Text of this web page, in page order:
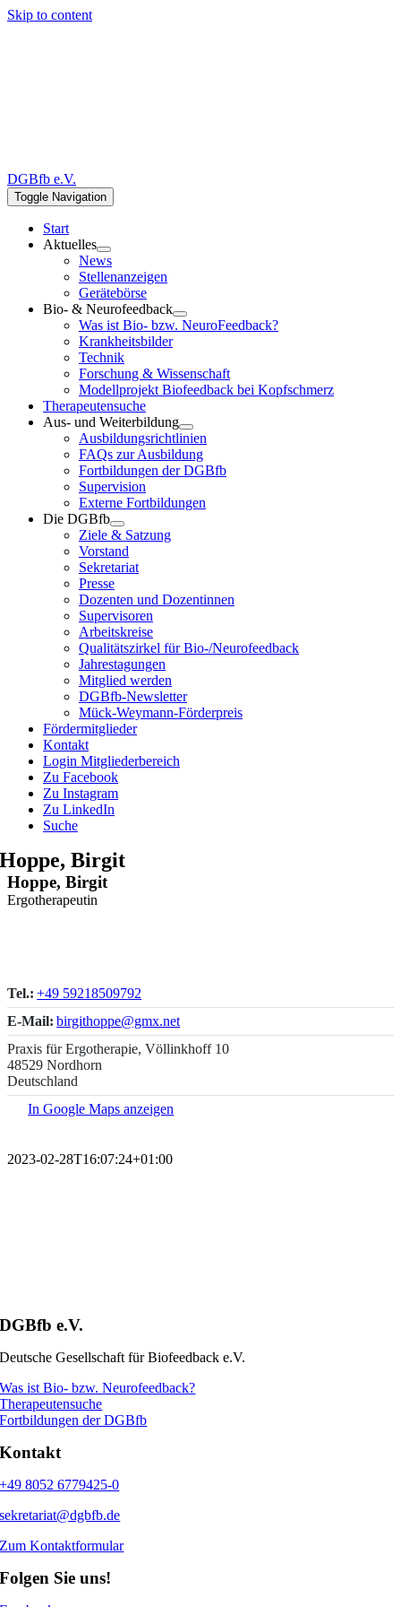
Skip to content
DGBfb e.V.
Toggle Navigation
Start
Aktuelles
News
Stellenanzeigen
Gerätebörse
Bio- & Neurofeedback
Was ist Bio- bzw. NeuroFeedback?
Krankheitsbilder
Technik
Forschung & Wissenschaft
Modellprojekt Biofeedback bei Kopfschmerz
Therapeutensuche
Aus- und Weiterbildung
Ausbildungsrichtlinien
FAQs zur Ausbildung
Fortbildungen der DGBfb
Supervision
Externe Fortbildungen
Die DGBfb
Ziele & Satzung
Vorstand
Sekretariat
Presse
Dozenten und Dozentinnen
Supervisoren
Arbeitskreise
Qualitätszirkel für Bio-/Neurofeedback
Jahrestagungen
Mitglied werden
DGBfb-Newsletter
Mück-Weymann-Förderpreis
Fördermitglieder
Kontakt
Login Mitgliederbereich
Zu Facebook
Zu Instagram
Zu LinkedIn
Suche
Hoppe, Birgit
Hoppe, Birgit
Ergotherapeutin
Tel.: +49 59218509792
E-Mail: birgithoppe@gmx.net
Praxis für Ergotherapie, Völlinkhoff 10
48529 Nordhorn
Deutschland
In Google Maps anzeigen
2023-02-28T16:07:24+01:00
DGBfb e.V.
Deutsche Gesellschaft für Biofeedback e.V.
Was ist Bio- bzw. Neurofeedback?
Therapeutensuche
Fortbildungen der DGBfb
Kontakt
+49 8052 6779425-0
sekretariat@dgbfb.de
Zum Kontaktformular
Folgen Sie uns!